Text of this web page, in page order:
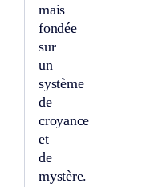
mais
fondée
sur
un
système
de
croyance
et
de
mystère.